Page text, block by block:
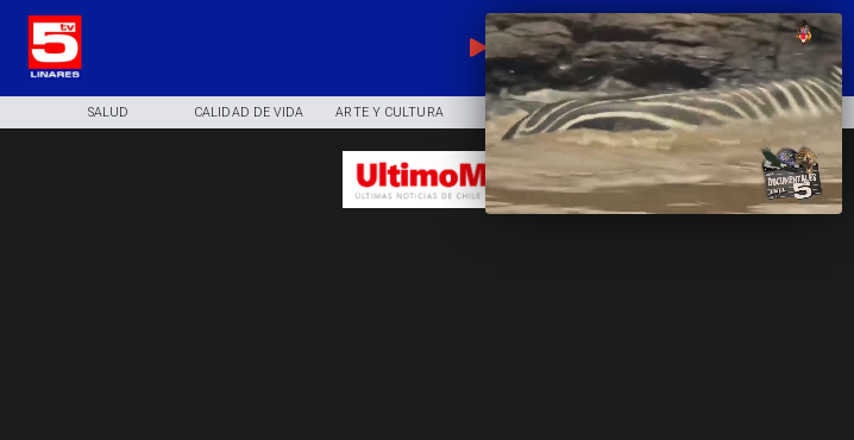
EN VIVO
SALUD CALIDAD DE VIDA ARTE Y CULTURA COMUNIDAD DEPORTES